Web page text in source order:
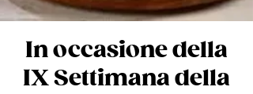
In occasione della
IX Settimana della